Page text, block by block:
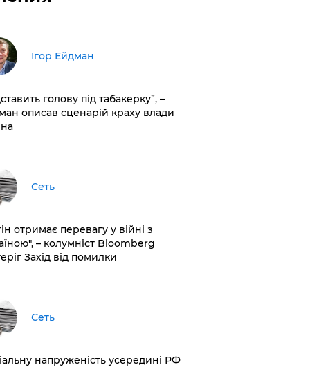
Ігор Ейдман
голову під табакерку”, –
описав сценарій краху влади
Сеть
отримає перевагу у війні з
– колумніст Bloomberg
Захід від помилки
Сеть
напруженість усередині РФ